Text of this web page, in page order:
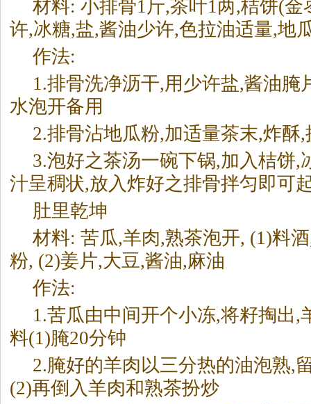
材料: 小排骨1斤,茶叶1两,桔饼(金
许,冰糖,盐,酱油少许,色拉油适量,地
作法:
1.排骨洗净沥干,用少许盐,酱油腌
水泡开备用
2.排骨沾地瓜粉,加适量茶末,炸酥,
3.泡好之茶汤一碗下锅,加入桔饼,
汁呈稠状,放入炸好之排骨拌匀即可
肚里乾坤
材料: 苦瓜,羊肉,熟茶泡开, (1)料
粉, (2)姜片,大豆,酱油,麻油
作法:
1.苦瓜由中间开个小冻,将籽掏出,
料(1)腌20分钟
2.腌好的羊肉以三分热的油泡熟,
(2)再倒入羊肉和熟茶扮炒